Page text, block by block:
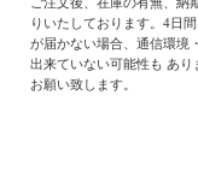
りいたしております。4日
が届かない場合、通信環境
出来ていない可能性も あ
お願い致します。